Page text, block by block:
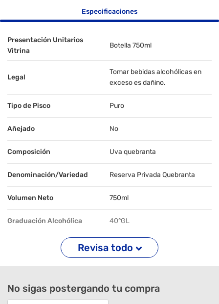
Especificaciones
Presentación Unitarios
Vitrina
Botella 750ml
Legal
Tomar bebidas alcohólicas en
exceso es dañino.
Tipo de Pisco Puro
Añejado No
Composición Uva quebranta
Denominación/Variedad Reserva Privada Quebranta
Volumen Neto 750ml
Graduación Alcohólica 40°GL
Revisa todo
No sigas postergando tu compra